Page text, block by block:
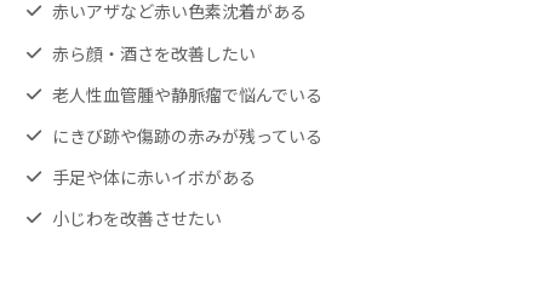
赤いアザなど赤い色素沈着がある
赤ら顔・酒さを改善したい
老人性血管腫や静脈瘤で悩んでいる
にきび跡や傷跡の赤みが残っている
手足や体に赤いイボがある
小じわを改善させたい